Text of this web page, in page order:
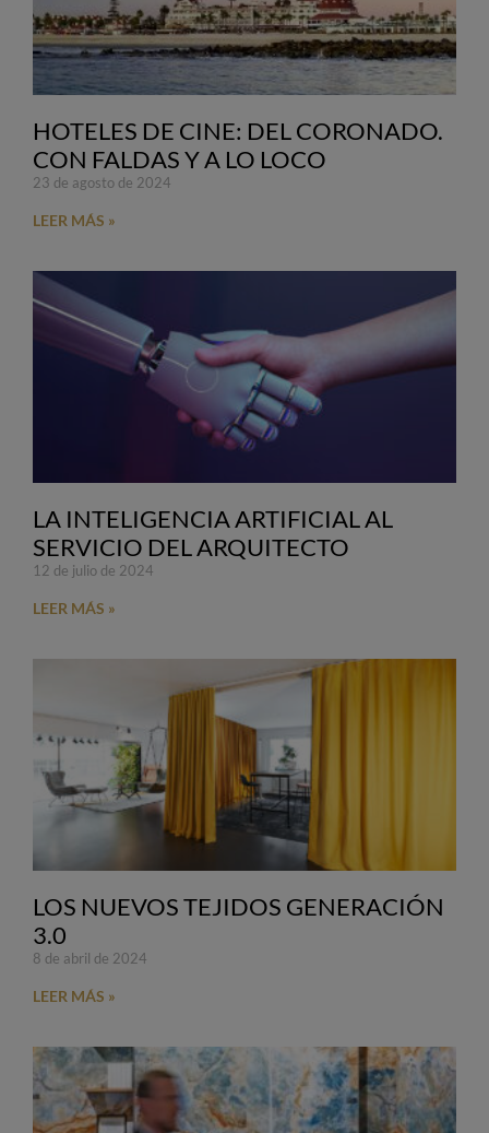
HOTELES DE CINE: DEL CORONADO.
CON FALDAS Y A LO LOCO
23 de agosto de 2024
LEER MÁS »
LA INTELIGENCIA ARTIFICIAL AL
SERVICIO DEL ARQUITECTO
12 de julio de 2024
LEER MÁS »
LOS NUEVOS TEJIDOS GENERACIÓN
3.0
8 de abril de 2024
LEER MÁS »